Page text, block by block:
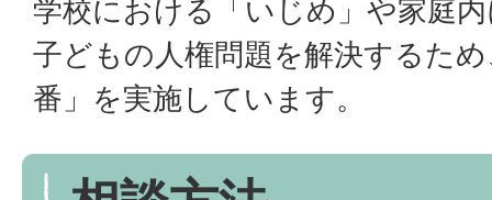
学校における「いじめ」や家庭
子どもの人権問題を解決するた
番」を実施しています。